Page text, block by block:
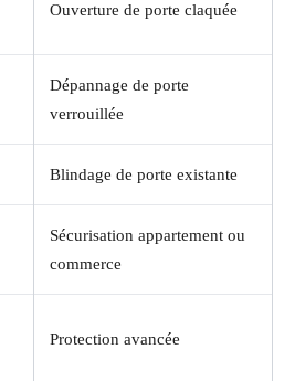
Ouverture de porte claquée
Dépannage de porte
verrouillée
Blindage de porte existante
Sécurisation appartement ou
commerce
Protection avancée